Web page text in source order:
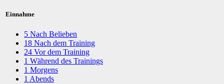
Einnahme
5 Nach Belieben
18 Nach dem Training
24 Vor dem Training
1 Während des Trainings
1 Morgens
1 Abends